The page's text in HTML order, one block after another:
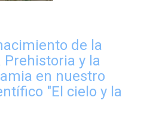
de la
y la
en nuestro
"El cielo y la